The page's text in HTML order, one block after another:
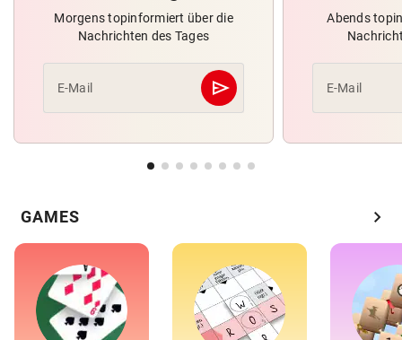
Morgens topinformiert über die
Nachrichten des Tages
E-Mail send
Abschicken
Abends
E-Mail
GAMES chevron_right